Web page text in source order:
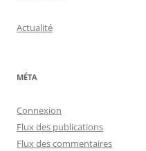
Actualité
MÉTA
Connexion
Flux des publications
Flux des commentaires